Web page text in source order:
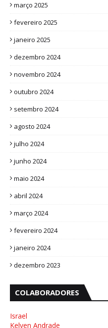
março 2025
fevereiro 2025
janeiro 2025
dezembro 2024
novembro 2024
outubro 2024
setembro 2024
agosto 2024
julho 2024
junho 2024
maio 2024
abril 2024
março 2024
fevereiro 2024
janeiro 2024
dezembro 2023
COLABORADORES
Israel
Kelven Andrade